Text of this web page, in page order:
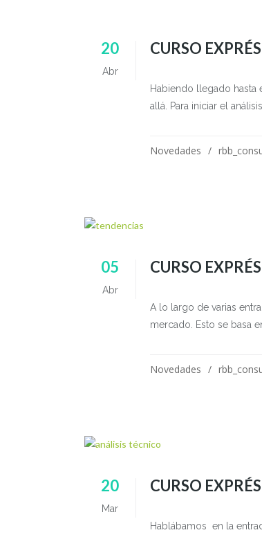
20
Abr
CURSO
Habiendo llegado hasta
allá. Para iniciar el
Novedades
05
Abr
CURSO
A lo largo de varias
mercado. Esto se basa
Novedades
20
Mar
CURSO
Hablábamos en la